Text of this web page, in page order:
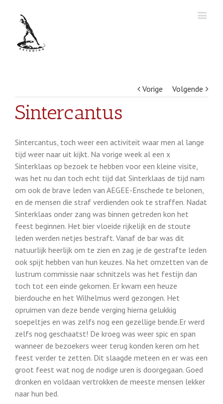
Vorige Volgende
Sintercantus
Sintercantus, toch weer een activiteit waar men al lange
tijd weer naar uit kijkt. Na vorige week al een x
Sinterklaas op bezoek te hebben voor een kleine visite,
was het nu dan toch echt tijd dat Sinterklaas de tijd nam
om ook de brave leden van AEGEE-Enschede te belonen,
en de mensen die straf verdienden ook te straffen. Nadat
Sinterklaas onder zang was binnen getreden kon het
feest beginnen. Het bier vloeide rijkelijk en de stoute
leden werden netjes bestraft. Vanaf de bar was dit
natuurlijk heerlijk om te zien en zag je de gestrafte leden
ook spijt hebben van hun keuzes. Na het omzetten van de
lustrum commissie naar schnitzels was het festijn dan
toch tot een einde gekomen. Er kwam een heuze
bierdouche en het Wilhelmus werd gezongen. Het
opruimen van deze bende verging hierna gelukkig
soepeltjes en was zelfs nog een gezellige bende.Er werd
zelfs nog geschaatst! De kroeg was weer spic en span
wanneer de bezoekers weer terug konden keren om het
feest verder te zetten. Dit slaagde meteen en er was een
groot feest wat nog de nodige uren is doorgegaan. Goed
dronken en voldaan vertrokken de meeste mensen lekker
naar hun bed.